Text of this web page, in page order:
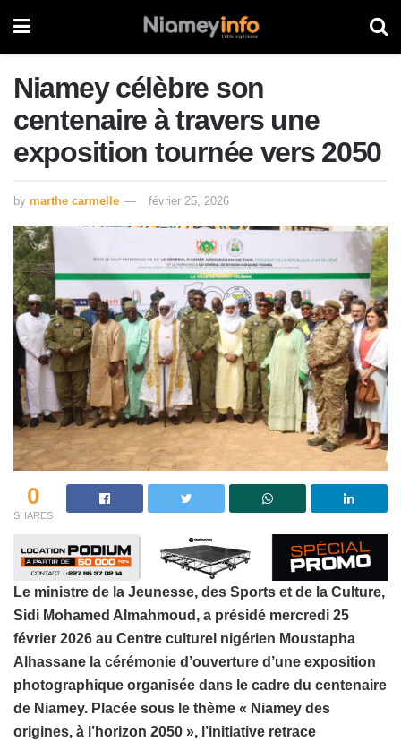
Niamey célèbre son
centenaire à travers une
exposition tournée vers 2050
by marthe carmelle février 25, 2026
0
SHARES
Le ministre de la Jeunesse, des Sports et de la Culture,
Sidi Mohamed Almahmoud, a présidé mercredi 25
février 2026 au Centre culturel nigérien Moustapha
Alhassane la cérémonie d’ouverture d’une exposition
photographique organisée dans le cadre du centenaire
de Niamey. Placée sous le thème « Niamey des
origines, à l’horizon 2050 », l’initiative retrace